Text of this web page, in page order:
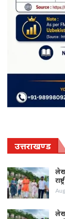
उत्तराखण्ड